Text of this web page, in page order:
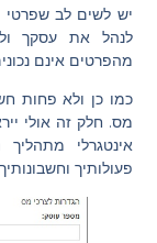
יש לשים לב שפרטי
לנהל את עסקך
מהפרטים אינם
כמו כן ולא פחות
מס. חלק זה אולי
אינטגרלי
פעולותיך וחשבונותיך